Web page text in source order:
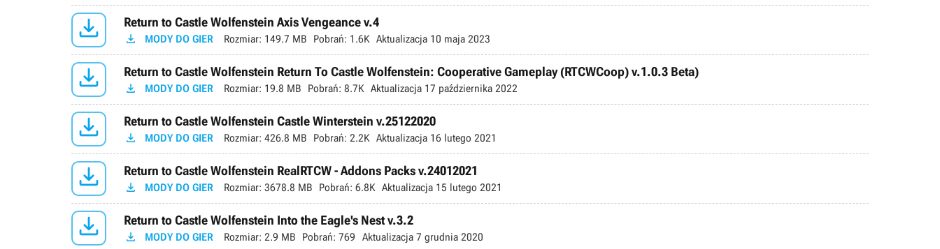
 Return to Castle Wolfenstein Axis Vengeance v.4
 MODY DO GIER Rozmiar: 149.7 MB Pobrań: 1.6K Aktualizacja 10 maja 2023
 Return to Castle Wolfenstein Return To Castle Wolfenstein: Cooperative Gameplay (RTCWCoop) v.1.0.3 Beta)
 MODY DO GIER Rozmiar: 19.8 MB Pobrań: 8.7K Aktualizacja 17 października 2022
 Return to Castle Wolfenstein Castle Winterstein v.25122020
 MODY DO GIER Rozmiar: 426.8 MB Pobrań: 2.2K Aktualizacja 16 lutego 2021
 Return to Castle Wolfenstein RealRTCW - Addons Packs v.24012021
 MODY DO GIER Rozmiar: 3678.8 MB Pobrań: 6.8K Aktualizacja 15 lutego 2021
 Return to Castle Wolfenstein Into the Eagle's Nest v.3.2
 MODY DO GIER Rozmiar: 2.9 MB Pobrań: 769 Aktualizacja 7 grudnia 2020